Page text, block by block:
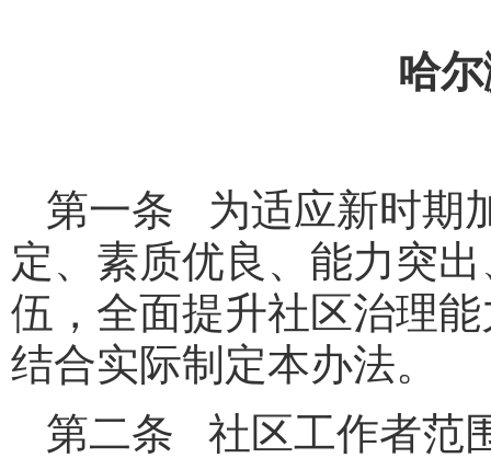
哈
第一条 为适应新时期
定、素质优良、能力突
伍，全面提升社区治理
结合实际制定本办法。
第二条 社区工作者范